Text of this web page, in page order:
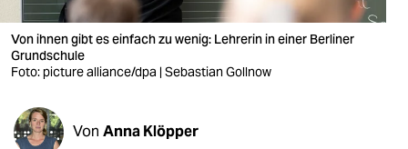
verlag
veranstaltungen
fragen & hilfe
Von ihnen gibt es einfach zu wenig: Lehrerin in einer Berliner
Grundschule
Foto: picture alliance/dpa | Sebastian Gollnow
Von Anna Klöpper